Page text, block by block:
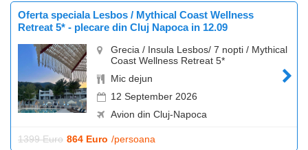
Oferta speciala Lesbos / Mythical Coast Wellness
Retreat 5* - plecare din Cluj Napoca in 12.09
Grecia / Insula Lesbos/ 7 nopti / Mythical
Coast Wellness Retreat 5*
Mic dejun
12 September 2026
Avion din Cluj-Napoca
1399 Euro 864 Euro /persoana